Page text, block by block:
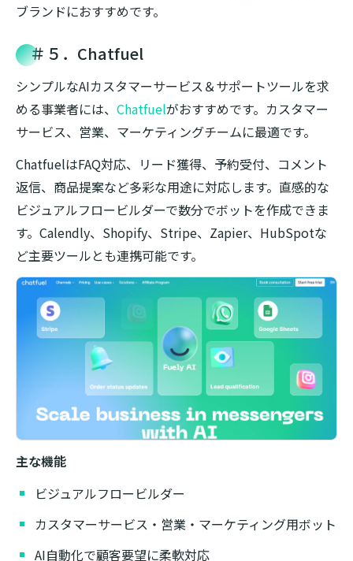
ブランドにおすすめです。
＃５．Chatfuel
シンプルなAIカスタマーサービス＆サポートツールを求
める事業者には、 Chatfuelがおすすめです。カスタマー
サービス、営業、マーケティングチームに最適です。
ChatfuelはFAQ対応、リード獲得、予約受付、コメント
返信、商品提案など多彩な用途に対応します。直感的な
ビジュアルフロービルダーで数分でボットを作成できま
す。Calendly、Shopify、Stripe、Zapier、HubSpotな
ど主要ツールとも連携可能です。
主な機能
ビジュアルフロービルダー
カスタマーサービス・営業・マーケティング用ボット
AI自動化で顧客要望に柔軟対応